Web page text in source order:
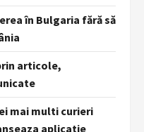
în Bulgaria fără să
articole,
mai multi curieri
aplicatie